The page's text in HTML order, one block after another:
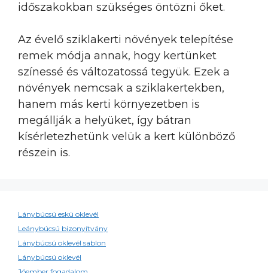
időszakokban szükséges öntözni őket.
Az évelő sziklakerti növények telepítése
remek módja annak, hogy kertünket
színessé és változatossá tegyük. Ezek a
növények nemcsak a sziklakertekben,
hanem más kerti környezetben is
megállják a helyüket, így bátran
kísérletezhetünk velük a kert különböző
részein is.
Lánybúcsú eskü oklevél
Leánybúcsú bizonyítvány
Lánybúcsú oklevél sablon
Lánybúcsú oklevél